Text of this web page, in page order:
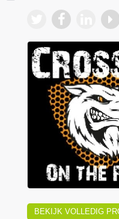
BEKIJK VOLLEDIG